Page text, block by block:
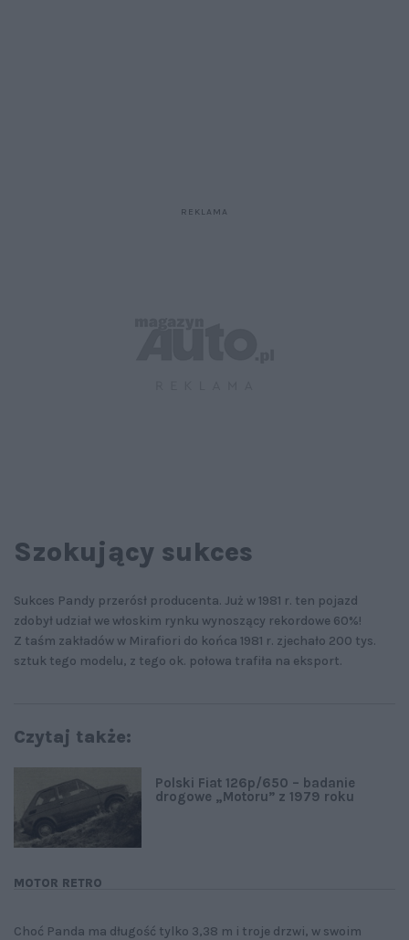
Szokujący sukces
Sukces Pandy przerósł producenta. Już w 1981 r. ten pojazd
zdobył udział we włoskim rynku wynoszący rekordowe 60%!
Z taśm zakładów w Mirafiori do końca 1981 r. zjechało 200 tys.
sztuk tego modelu, z tego ok. połowa trafiła na eksport.
Czytaj także:
MOTOR RETRO
Polski Fiat 126p/650 – badanie
drogowe „Motoru” z 1979 roku
Choć Panda ma długość tylko 3,38 m i troje drzwi, w swoim